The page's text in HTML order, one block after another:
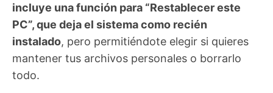
incluye una función para “Restablecer este
PC”, que deja el sistema como recién
instalado, pero permitiéndote elegir si quieres
mantener tus archivos personales o borrarlo
todo.